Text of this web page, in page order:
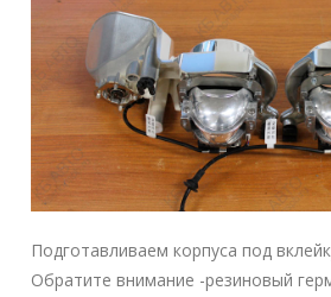
Подготавливаем корпуса под
Обратите внимание -резиновый